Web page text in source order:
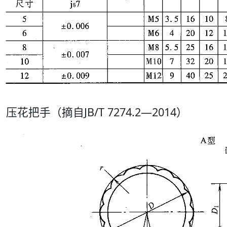
压花把手（摘自JB/T 7274.2—2014）